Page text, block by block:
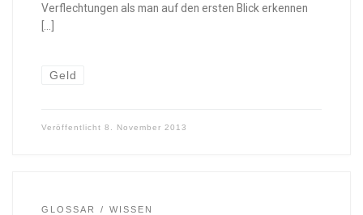
Verflechtungen als man auf den ersten Blick erkennen
Geld
Veröffentlicht 8. November 2013
GLOSSAR WISSEN